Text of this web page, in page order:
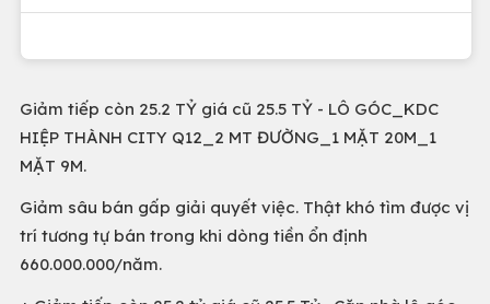
Giảm tiếp còn 25.2 TỶ giá cũ 25.5 TỶ - LÔ GÓC_KDC
HIỆP THÀNH CITY Q12_2 MT ĐƯỜNG_1 MẶT 20M_1
MẶT 9M.
Giảm sâu bán gấp giải quyết việc. Thật khó tìm được vị
trí tương tự bán trong khi dòng tiền ổn định
660.000.000/năm.